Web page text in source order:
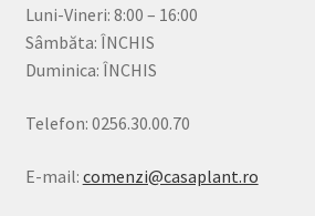
Luni-Vineri: 8:00 – 16:00
Sâmbăta: ÎNCHIS
Duminica: ÎNCHIS
Telefon: 0256.30.00.70
E-mail: comenzi@casaplant.ro